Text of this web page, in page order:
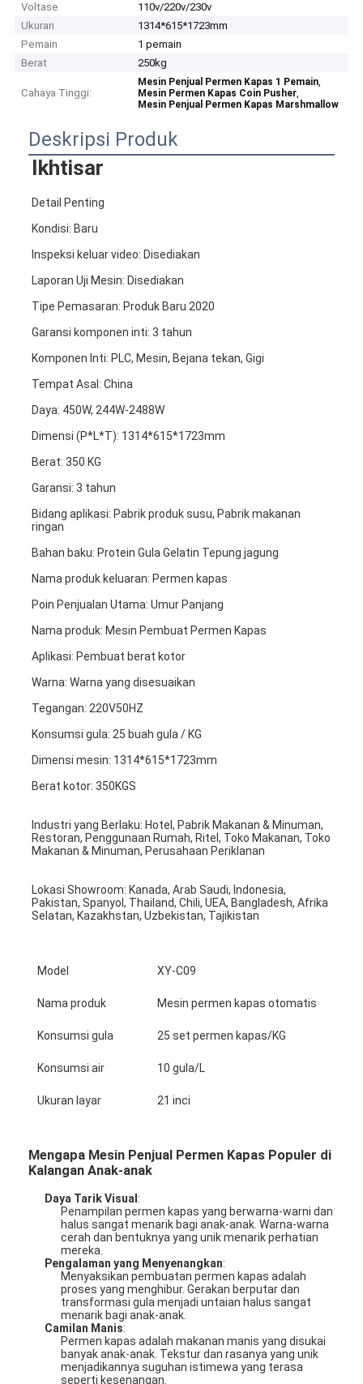
Produk
Tentang Kami
Tur Pabrik
Kontrol Kualitas
Hubungi Kami
Minta Kutipan
Mesin Cakar Mainan
Mesin Permen Kapas
mesin permainan memukul palu
Mesin Basket Arcade
Voltase
110v/220v/230v
Ukuran
1314*615*1723mm
Pemain
1 pemain
Berat
250kg
Cahaya Tinggi:
Mesin Penjual Permen Kapas 1 Pemain,
Mesin Permen Kapas Coin Pusher,
Mesin Penjual Permen Kapas Marshmallow
Deskripsi Produk
Ikhtisar
Detail Penting
Kondisi: Baru
Inspeksi keluar video: Disediakan
Laporan Uji Mesin: Disediakan
Tipe Pemasaran: Produk Baru 2020
Garansi komponen inti: 3 tahun
Komponen Inti: PLC, Mesin, Bejana tekan, Gigi
Tempat Asal: China
Daya: 450W, 244W-2488W
Dimensi (P*L*T): 1314*615*1723mm
Berat: 350 KG
Garansi: 3 tahun
Bidang aplikasi: Pabrik produk susu, Pabrik makanan
ringan
Bahan baku: Protein Gula Gelatin Tepung jagung
Nama produk keluaran: Permen kapas
Poin Penjualan Utama: Umur Panjang
Nama produk: Mesin Pembuat Permen Kapas
Aplikasi: Pembuat berat kotor
Warna: Warna yang disesuaikan
Tegangan: 220V50HZ
Konsumsi gula: 25 buah gula / KG
Dimensi mesin: 1314*615*1723mm
Berat kotor: 350KGS
Industri yang Berlaku: Hotel, Pabrik Makanan & Minuman,
Restoran, Penggunaan Rumah, Ritel, Toko Makanan, Toko
Makanan & Minuman, Perusahaan Periklanan
Lokasi Showroom: Kanada, Arab Saudi, Indonesia,
Pakistan, Spanyol, Thailand, Chili, UEA, Bangladesh, Afrika
Selatan, Kazakhstan, Uzbekistan, Tajikistan
Model XY-C09
Nama produk Mesin permen kapas otomatis
Konsumsi gula 25 set permen kapas/KG
Konsumsi air 10 gula/L
Ukuran layar 21 inci
Mengapa Mesin Penjual Permen Kapas Populer di
Kalangan Anak-anak
Daya Tarik Visual :
Penampilan permen kapas yang berwarna-warni dan
halus sangat menarik bagi anak-anak. Warna-warna
cerah dan bentuknya yang unik menarik perhatian
mereka.
Pengalaman yang Menyenangkan:
Menyaksikan pembuatan permen kapas adalah
proses yang menghibur. Gerakan berputar dan
transformasi gula menjadi untaian halus sangat
menarik bagi anak-anak.
Camilan Manis:
Permen kapas adalah makanan manis yang disukai
banyak anak-anak. Tekstur dan rasanya yang unik
menjadikannya suguhan istimewa yang terasa
seperti kesenangan.